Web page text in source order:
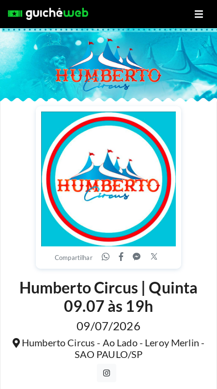
Compartilhar
Humberto Circus | Quinta
09.07 às 19h
09/07/2026
Humberto Circus - Ao Lado - Leroy Merlin -
SAO PAULO/SP